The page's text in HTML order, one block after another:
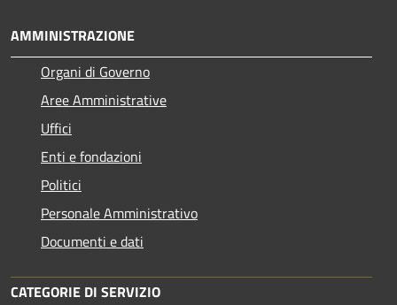
AMMINISTRAZIONE
Organi di Governo
Aree Amministrative
Uffici
Enti e fondazioni
Politici
Personale Amministrativo
Documenti e dati
CATEGORIE DI SERVIZIO